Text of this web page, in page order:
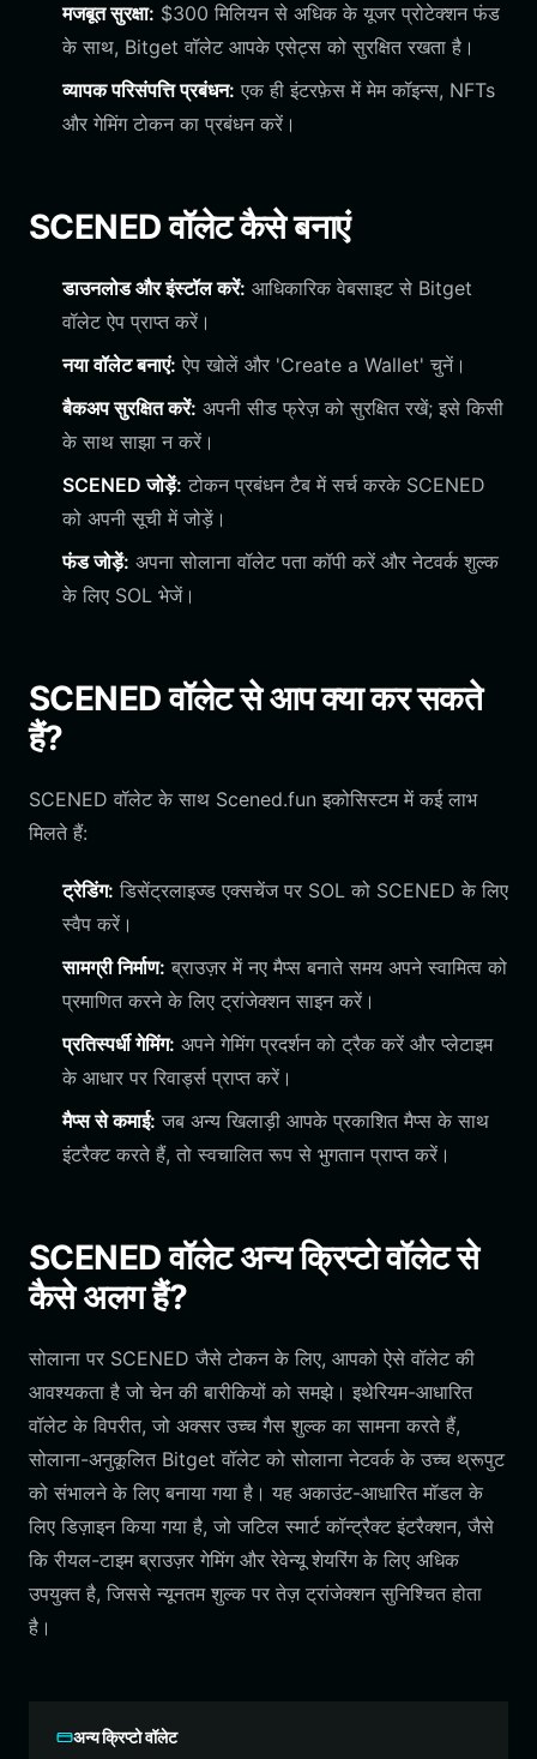
मजबूत सुरक्षा: $300 मिलियन से अधिक के यूजर प्रोटेक्शन फंड
के साथ, Bitget वॉलेट आपके एसेट्स को सुरक्षित रखता है।
व्यापक परिसंपत्ति प्रबंधन: एक ही इंटरफ़ेस में मेम कॉइन्स, NFTs
और गेमिंग टोकन का प्रबंधन करें।
SCENED वॉलेट कैसे बनाएं
डाउनलोड और इंस्टॉल करें: आधिकारिक वेबसाइट से Bitget
वॉलेट ऐप प्राप्त करें।
नया वॉलेट बनाएं: ऐप खोलें और 'Create a Wallet' चुनें।
बैकअप सुरक्षित करें: अपनी सीड फ्रेज़ को सुरक्षित रखें; इसे किसी
के साथ साझा न करें।
SCENED जोड़ें: टोकन प्रबंधन टैब में सर्च करके SCENED
को अपनी सूची में जोड़ें।
फंड जोड़ें: अपना सोलाना वॉलेट पता कॉपी करें और नेटवर्क शुल्क
के लिए SOL भेजें।
SCENED वॉलेट से आप क्या कर सकते
हैं?
SCENED वॉलेट के साथ Scened.fun इकोसिस्टम में कई लाभ
मिलते हैं:
ट्रेडिंग: डिसेंट्रलाइज्ड एक्सचेंज पर SOL को SCENED के लिए
स्वैप करें।
सामग्री निर्माण: ब्राउज़र में नए मैप्स बनाते समय अपने स्वामित्व को
प्रमाणित करने के लिए ट्रांजेक्शन साइन करें।
प्रतिस्पर्धी गेमिंग: अपने गेमिंग प्रदर्शन को ट्रैक करें और प्लेटाइम
के आधार पर रिवार्ड्स प्राप्त करें।
मैप्स से कमाई: जब अन्य खिलाड़ी आपके प्रकाशित मैप्स के साथ
इंटरैक्ट करते हैं, तो स्वचालित रूप से भुगतान प्राप्त करें।
SCENED वॉलेट अन्य क्रिप्टो वॉलेट से
कैसे अलग हैं?
सोलाना पर SCENED जैसे टोकन के लिए, आपको ऐसे वॉलेट की
आवश्यकता है जो चेन की बारीकियों को समझे। इथेरियम-आधारित
वॉलेट के विपरीत, जो अक्सर उच्च गैस शुल्क का सामना करते हैं,
सोलाना-अनुकूलित Bitget वॉलेट को सोलाना नेटवर्क के उच्च थ्रूपुट
को संभालने के लिए बनाया गया है। यह अकाउंट-आधारित मॉडल के
लिए डिज़ाइन किया गया है, जो जटिल स्मार्ट कॉन्ट्रैक्ट इंटरैक्शन, जैसे
कि रीयल-टाइम ब्राउज़र गेमिंग और रेवेन्यू शेयरिंग के लिए अधिक
उपयुक्त है, जिससे न्यूनतम शुल्क पर तेज़ ट्रांजेक्शन सुनिश्चित होता
है।
अन्य क्रिप्टो वॉलेट